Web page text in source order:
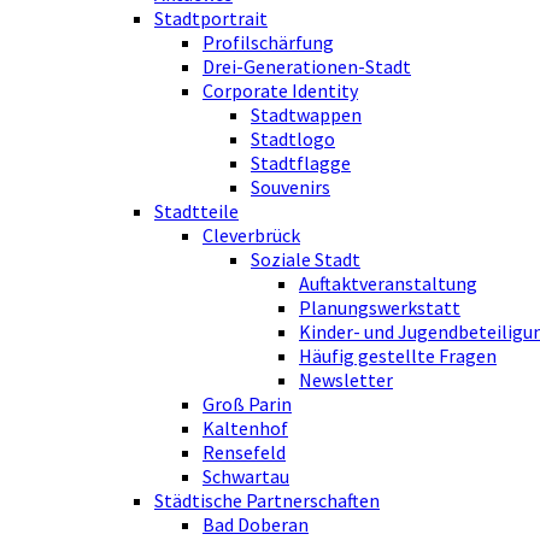
Stadtportrait
Profilschärfung
Drei-Generationen-Stadt
Corporate Identity
Stadtwappen
Stadtlogo
Stadtflagge
Souvenirs
Stadtteile
Cleverbrück
Soziale Stadt
Auftaktveranstaltung
Planungswerkstatt
Kinder- und
Häufig gestellte Fragen
Newsletter
Groß Parin
Kaltenhof
Rensefeld
Schwartau
Städtische Partnerschaften
Bad Doberan